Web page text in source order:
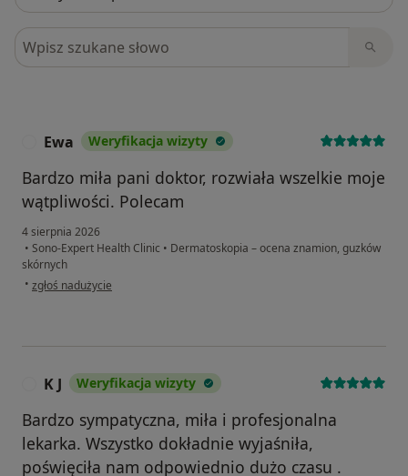
Szukaj w opiniach
Ewa Weryfikacja wizyty
Bardzo miła pani doktor, rozwiała wszelkie moje
wątpliwości. Polecam
4 sierpnia 2026
• Sono-Expert Health Clinic • Dermatoskopia – ocena znamion, guzków
skórnych
• w opinii użytkownika Ewa
zgłoś nadużycie
K J Weryfikacja wizyty
Bardzo sympatyczna, miła i profesjonalna
lekarka. Wszystko dokładnie wyjaśniła,
poświęciła nam odpowiednio dużo czasu .